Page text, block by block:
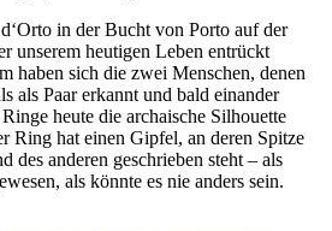
in der Bucht von Porto auf der
unserem heutigen Leben entrückt
haben sich die zwei Menschen, denen
als Paar erkannt und bald einander
heute die archaische Silhouette
Ring hat einen Gipfel, an deren Spitze
des anderen geschrieben steht – als
als könnte es nie anders sein.